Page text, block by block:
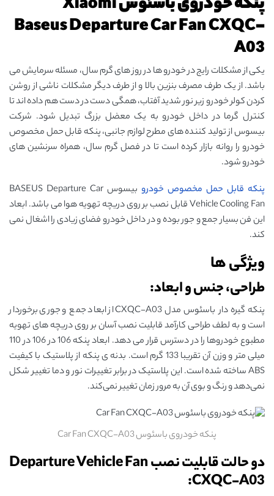
Baseus Departure Car Fan CXQC-
A03
یکی از مشکلات رایج در خودرو ها در روز های گرم سال، مسئله سرمایش می
باشد. از یک طرف مصرف بنزین بالا و از طرف دیگر مشکلات ناشی از روشن
کردن کولر خودرو زیر نور شدید آفتاب، همگی دست در دست هم داده اند تا
کنترل گرما در داخل خودرو به یک معضل بزرگ تبدیل شود. شرکت
بیسوس از تولید کننده های مطرح لوازم جانبی، پنکه قابل حمل مخصوص
خودرو را روانه بازار کرده است تا در فصل گرم سال، همراه سرنشین های
خودرو شود.
پنکه قابل حمل مخصوص خودرو
بیسوس BASEUS Departure Car
Vehicle Cooling Fan قابل نصب بر روی دریچه تهویه هوا می باشد. ابعاد
این فن بسیار جمع و جور بوده و در داخل خودرو فضای زیادی را اشغال نمی
کند.
ویژگی ها
طراحی، جنس و ابعاد:
پنکه گیره‌ دار باسئوس مدل CXQC-A03 از ابعاد جمع و جوری برخوردار
است و به لطف طراحی کارآمد قابلیت نصب آسان بر روی دریچه‌ های تهویه
مطبوع خودروها را در دسترس قرار می ‌دهد. ابعاد پنکه 106 در 106 در 110
میلی ‌متر و وزن آن تقریبا 133 گرم است. بدنه ی پنکه از پلاستیک با کیفیت
ABS ساخته شده است. این پلاستیک در برابر تغییرات نور و دما تغییر شکل
نمی‌دهد و رنگ و بوی آن به مرور زمان تغییر نمی‌کند.
پنکه خودروی باسئوس Car Fan CXQC-A03
دو حالت قابلیت نصب Departure Vehicle Fan
CXQC-A03: